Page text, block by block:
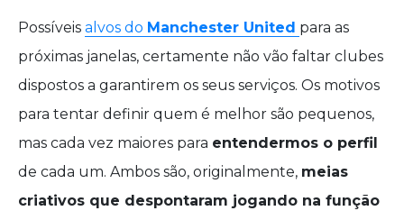
Possíveis alvos do Manchester United para as
próximas janelas, certamente não vão faltar clubes
dispostos a garantirem os seus serviços. Os motivos
para tentar definir quem é melhor são pequenos,
mas cada vez maiores para entendermos o perfil
de cada um. Ambos são, originalmente, meias
criativos que despontaram jogando na função